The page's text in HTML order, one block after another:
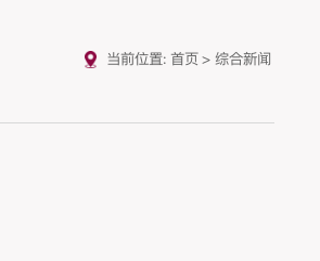
当前位置: 首页> 综合新闻